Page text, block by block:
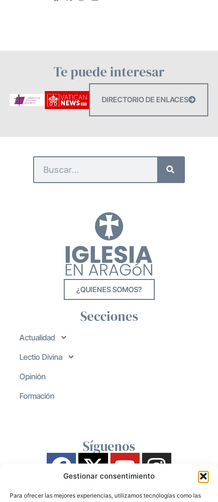
Gestionar consentimiento
Para ofrecer las mejores experiencias, utilizamos tecnologías como las
Te puede interesar
DIRECTORIO DE ENLACES
¿QUIENES SOMOS?
Secciones
Actualidad
Lectio Divina
Opinión
Formación
Síguenos